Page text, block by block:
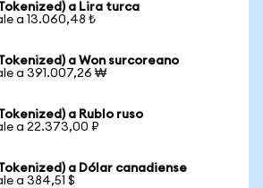
a Lira turca
a 13.060,48 ₺
a Won surcoreano
a 391.007,26 ₩
a Rublo ruso
a 22.373,00 ₽
a Dólar canadiense
a 384,51 $